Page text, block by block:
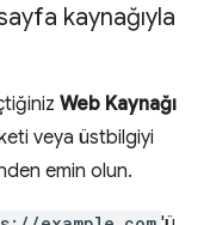
kaynağıyla
Web Kaynağı
veya üstbilgiyi
emin olun.